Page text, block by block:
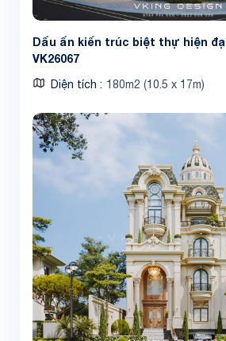
Dấu ấn kiến trúc biệt thự hiện
VK26067
Diện tích 180m2 (10.5 x 17m)